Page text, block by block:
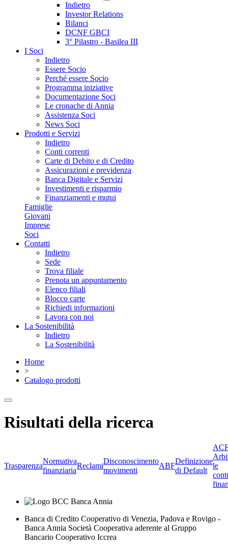
Indietro
Investor Relations
Bilanci
DCNF GBCI
3° Pilastro - Basilea III
I Soci
Indietro
Essere Socio
Perché essere Socio
Programma iniziative
Documentazione Soci
Le cronache di Annia
Assistenza Soci
News Soci
Prodotti e Servizi
Indietro
Conti correnti
Carte di Debito e di Credito
Assicurazioni e previdenza
Banca Digitale e Servizi
Investimenti e risparmio
Finanziamenti e mutui
Famiglie
Giovani
Imprese
Soci
Contatti
Indietro
Sede
Trova filiale
Prenota un appuntamento
Elenco filiali
Blocco carte
Richiedi informazioni
Lavora con noi
La Sostenibilità
Indietro
La Sostenibilità
Home
>
Catalogo prodotti
Risultati della ricerca
Trasparenza
Normativa
finanziaria
Reclami
Disconoscimento
movimenti
ABF
Definizione
di Default
le
Banca di Credito Cooperativo di Venezia, Padova e Rovigo -
Banca Annia Società Cooperativa aderente al Gruppo
Bancario Cooperativo Iccrea